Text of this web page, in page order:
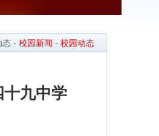
态 - 校园新闻 - 校园动态
九中学